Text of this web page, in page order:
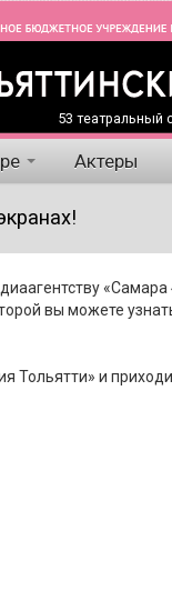
53 театральный
Актеры
«Самара
вы можете
и